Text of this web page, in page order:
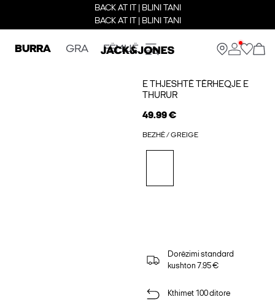
BACK AT IT | BLINI TANI
BACK AT IT | BLINI TANI
BURRA GRA FËMIJË
E THJESHTË TËRHEQJE E
THURUR
49.99 €
BEZHË / GREIGE
Dorëzimi standard
kushton 7.95 €
Kthimet 100 ditore